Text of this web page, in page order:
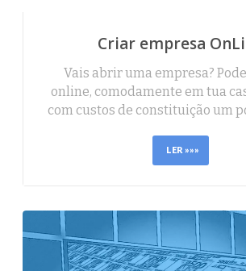
Criar empresa
Vais abrir uma empresa?
online, comodamente em tua
com custos de constituição um
LER »»»